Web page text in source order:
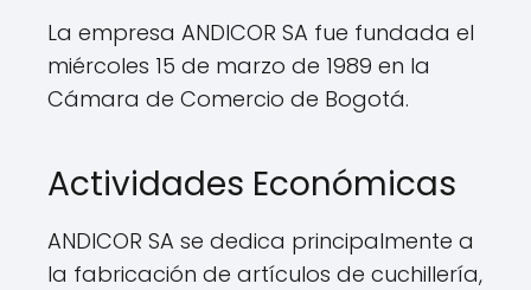
La empresa ANDICOR SA fue fundada el
miércoles 15 de marzo de 1989 en la
Cámara de Comercio de Bogotá.
Actividades Económicas
ANDICOR SA se dedica principalmente a
la fabricación de artículos de cuchillería,